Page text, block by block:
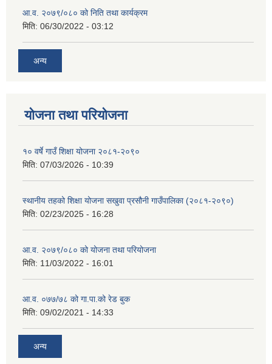
आ.व. २०७९/०८० को निति तथा कार्यक्रम
मिति: 06/30/2022 - 03:12
अन्य
योजना तथा परियोजना
१० वर्षे गाउँ शिक्षा योजना २०८१-२०९०
मिति: 07/03/2026 - 10:39
स्थानीय तहको शिक्षा योजना सखुवा प्रसौनी गाउँपालिका (२०८१-२०९०)
मिति: 02/23/2025 - 16:28
आ.व. २०७९/०८० को योजना तथा परियोजना
मिति: 11/03/2022 - 16:01
आ.व. ०७७/७८ को गा.पा.को रेड बुक
मिति: 09/02/2021 - 14:33
अन्य